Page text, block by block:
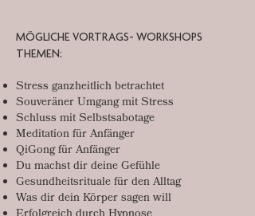
MÖGLICHE VORTRAGS- WORKSHOPS
THEMEN:
Stress ganzheitlich betrachtet
Souveräner Umgang mit Stress
Schluss mit Selbstsabotage
Meditation für Anfänger
QiGong für Anfänger
Du machst dir deine Gefühle
Gesundheitsrituale für den Alltag
Was dir dein Körper sagen will